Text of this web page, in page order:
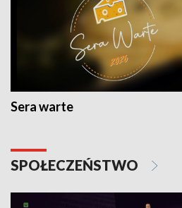
Sera warte
SPOŁECZEŃSTWO